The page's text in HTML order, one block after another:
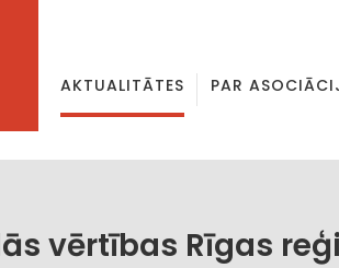
AKTUALITĀTES PAR
vērtības Rīgas